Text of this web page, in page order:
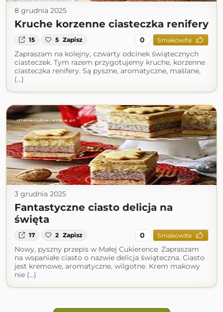
8 grudnia 2025
Kruche korzenne ciasteczka renifery
15 5 Zapisz 0 Smakowite
Zapraszam na kolejny, czwarty odcinek świątecznych
ciasteczek. Tym razem przygotujemy kruche, korzenne
ciasteczka renifery. Są pyszne, aromatyczne, maślane,
(...)
3 grudnia 2025
Fantastyczne ciasto delicja na
święta
17 2 Zapisz 0 Smakowite
Nowy, pyszny przepis w Małej Cukierence. Zapraszam
na wspaniałe ciasto o nazwie delicja świąteczna. Ciasto
jest kremowe, aromatyczne, wilgotne. Krem makowy
nie (...)